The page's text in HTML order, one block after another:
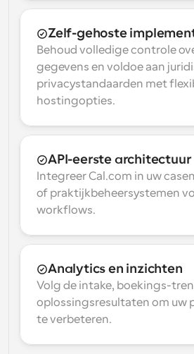
Zelf-gehoste
Behoud volledige controle
gegevens en voldoe aan
privacystandaarden met
hostingopties.
API-eerste architectuur
Integreer Cal.com in uw
of praktijkbeheersystemen
workflows.
Analytics en inzichten
Volg de intake, boekings-
oplossingsresultaten om uw
te verbeteren.